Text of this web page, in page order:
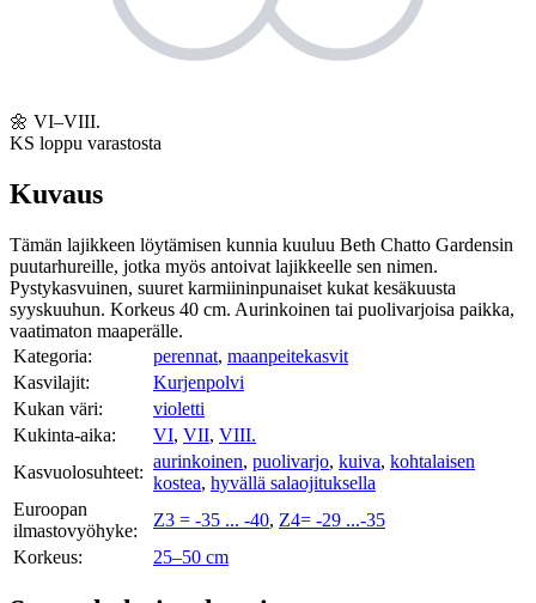
🌼 VI–VIII.
KS loppu varastosta
Kuvaus
Tämän lajikkeen löytämisen kunnia kuuluu Beth Chatto Gardensin
puutarhureille, jotka myös antoivat lajikkeelle sen nimen.
Pystykasvuinen, suuret karmiininpunaiset kukat kesäkuusta
syyskuuhun. Korkeus 40 cm. Aurinkoinen tai puolivarjoisa paikka,
vaatimaton maaperälle.
Kategoria:
perennat, maanpeitekasvit
Kasvilajit:
Kurjenpolvi
Kukan väri:
violetti
Kukinta-aika:
VI, VII, VIII.
Kasvuolosuhteet:
aurinkoinen, puolivarjo, kuiva, kohtalaisen
kostea, hyvällä salaojituksella
Euroopan
ilmastovyöhyke:
Z3 = -35 ... -40, Z4= -29 ...-35
Korkeus:
25–50 cm